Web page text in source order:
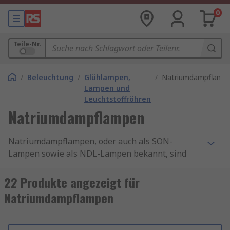
0
Teile-Nr.
/ Beleuchtung / Glühlampen,
Lampen und
Leuchtstoffröhren
/
Natriumdampflampen
Natriumdampflampen, oder auch als SON-
Lampen sowie als NDL-Lampen bekannt, sind
aufgrund ihrer einzigartigen Eigenschaften in
verschiedenen Bereichen eingesetzt werden. Sie
gehören zu den Hochdruckentladungslampen
und Effizienz sehr beliebt. Weitere Informationen
22 Produkte angezeigt für
Natriumdampflampen